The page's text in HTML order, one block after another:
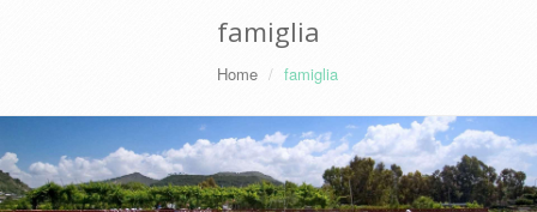
famiglia
Home famiglia